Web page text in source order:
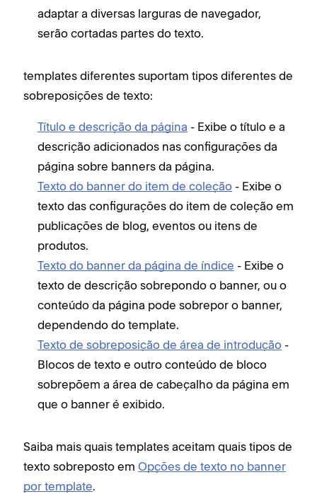
adaptar a diversas larguras de navegador,
serão cortadas partes do texto.
templates diferentes suportam tipos diferentes de
sobreposições de texto:
Título e descrição da página - Exibe o título e a
descrição adicionados nas configurações da
página sobre banners da página.
Texto do banner do item de coleção - Exibe o
texto das configurações do item de coleção em
publicações de blog, eventos ou itens de
produtos.
Texto do banner da página de índice - Exibe o
texto de descrição sobrepondo o banner, ou o
conteúdo da página pode sobrepor o banner,
dependendo do template.
Texto de sobreposição de área de introdução -
Blocos de texto e outro conteúdo de bloco
sobrepõem a área de cabeçalho da página em
que o banner é exibido.
Saiba mais quais templates aceitam quais tipos de
texto sobreposto em Opções de texto no banner
por template.